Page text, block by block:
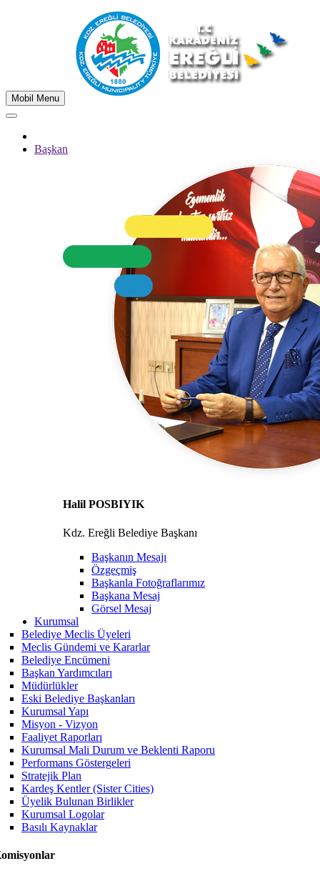
Mobil Menu
Başkan
Halil POSBIYIK
Kdz. Ereğli Belediye Başkanı
Başkanın Mesajı
Özgeçmiş
Başkanla Fotoğraflarımız
Başkana Mesaj
Görsel Mesaj
Kurumsal
Belediye Meclis Üyeleri
Meclis Gündemi ve Kararlar
Belediye Encümeni
Başkan Yardımcıları
Müdürlükler
Eski Belediye Başkanları
Kurumsal Yapı
Misyon - Vizyon
Faaliyet Raporları
Kurumsal Mali Durum ve Beklenti Raporu
Performans Göstergeleri
Stratejik Plan
Kardeş Kentler (Sister Cities)
Üyelik Bulunan Birlikler
Kurumsal Logolar
Basılı Kaynaklar